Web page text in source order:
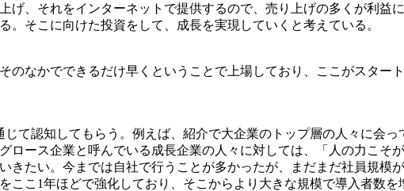
、それをインターネットで提供するので、売り上げの多くが利益
そこに向けた投資をして、成長を実現していくと考えている。
なかでできるだけ早くということで上場しており、ここがスター
て認知してもらう。例えば、紹介で大企業のトップ層の人々に会
ース企業と呼んでいる成長企業の人々に対しては、「人の力こそ
たい。今までは自社で行うことが多かったが、まだまだ社員規模
こ1年ほどで強化しており、そこからより大きな規模で導入者数を